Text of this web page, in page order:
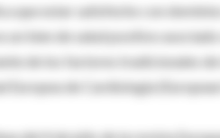
que estar satisfecho con
un bien de salud positivo
de los factores tradicionales
Europea de Cardiología